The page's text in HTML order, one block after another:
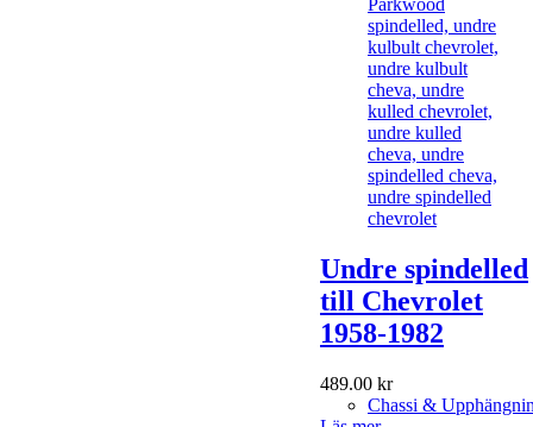
Undre spindelled
till Chevrolet
1958-1982
489.00 kr
Chassi &